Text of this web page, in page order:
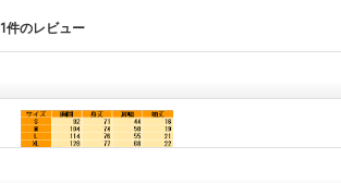
1件のレビュー